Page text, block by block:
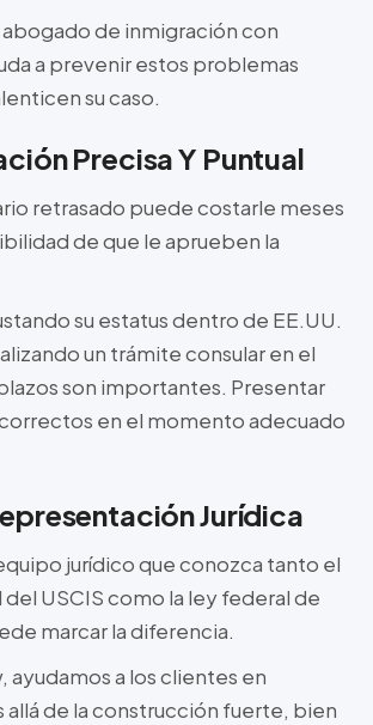
abogado de inmigración con
a prevenir estos problemas
su caso.
Precisa Y Puntual
retrasado puede costarle meses
de que le aprueben la
su estatus dentro de EE.UU.
un trámite consular en el
son importantes. Presentar
en el momento adecuado
Jurídica
jurídico que conozca tanto el
USCIS como la ley federal de
marcar la diferencia.
ayudamos a los clientes en
allá de la construcción fuerte, bien